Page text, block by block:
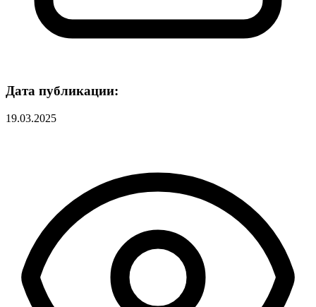
Дата публикации:
19.03.2025